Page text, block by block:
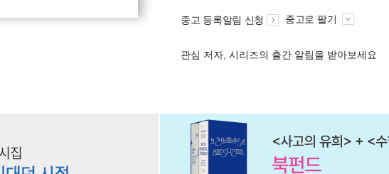
중고 등록알림 신청 중고로 팔기
관심 저자, 시리즈의 출간 알림을 받아보세요